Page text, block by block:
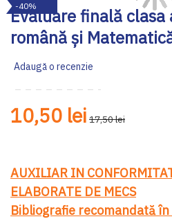
Evaluare finală clasa
română şi
Adaugă o recenzie
10,50 lei 17,50 lei
AUXILIAR IN
ELABORATE DE MECS
Bibliografie recomandată
to
the
end
the
-40%